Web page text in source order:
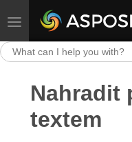
Toggle navigation
Nahradit
textem